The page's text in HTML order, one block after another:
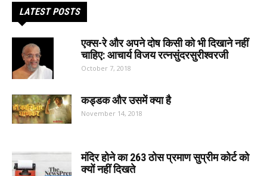
LATEST POSTS
एक्स-रे और अपने दोष किसी को भी दिखाने नहीं
चाहिए: आचार्य विजय रत्नसुंदरसुरीश्वरजी
October 7, 2018
कड्डक और उसमें क्या है
November 14, 2018
मंदिर होने का 263 ठोस प्रमाण सुप्रीम कोर्ट को
क्यों नहीं दिखते